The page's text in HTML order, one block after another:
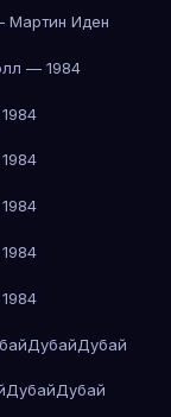
Иден
— 1984
ДубайДубай
ДубайДубай